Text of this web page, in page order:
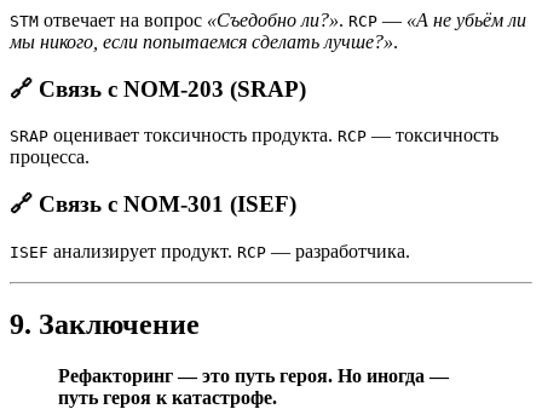
STM отвечает на вопрос «Съедобно ли?». RCP — «А не убьём ли
мы никого, если попытаемся сделать лучше?».
🔗 Связь с NOM-203 (SRAP)
SRAP оценивает токсичность продукта. RCP — токсичность
процесса.
🔗 Связь с NOM-301 (ISEF)
ISEF анализирует продукт. RCP — разработчика.
9. Заключение
Рефакторинг — это путь героя. Но иногда —
путь героя к катастрофе.